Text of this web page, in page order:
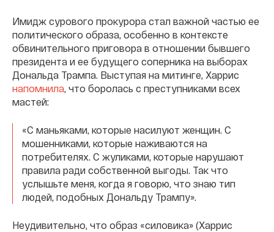
Имидж сурового прокурора стал важной частью ее
политического образа, особенно в контексте
обвинительного приговора в отношении бывшего
президента и ее будущего соперника на выборах
Дональда Трампа. Выступая на митинге, Харрис
напомнила, что боролась с преступниками всех
мастей:
«С маньяками, которые насилуют женщин. С
мошенниками, которые наживаются на
потребителях. С жуликами, которые нарушают
правила ради собственной выгоды. Так что
услышьте меня, когда я говорю, что знаю тип
людей, подобных Дональду Трампу».
Неудивительно, что образ «силовика» (Харрис